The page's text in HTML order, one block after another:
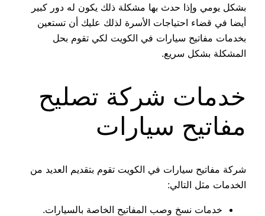
بشكل يومي وإذا حدث بها مشكلة ذلك يكون له دور كبير
أيضا في قضاء احتياجات الأسرة لذلك عليك أن تستعين
بخدمات مفاتيح سيارات في الكويت لكي تقوم بحل
المشكلة بشكل سريع.
خدمات شركة تصليح
مفاتيح سيارات
شركة مفاتيح سيارات في الكويت تقوم بتقديم العديد من
الخدمات مثل التالي:
خدمات نسخ وصب المفاتيح الخاصة بالسيارات.